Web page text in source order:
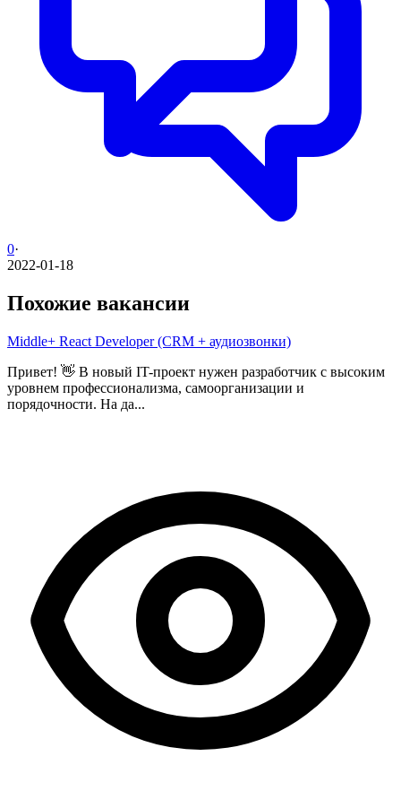
0·
2022-01-18
Похожие вакансии
Middle+ React Developer (CRM + аудиозвонки)
Привет! 👋 В новый IT-проект нужен разработчик с высоким
уровнем профессионализма, самоорганизации и
порядочности. На да...